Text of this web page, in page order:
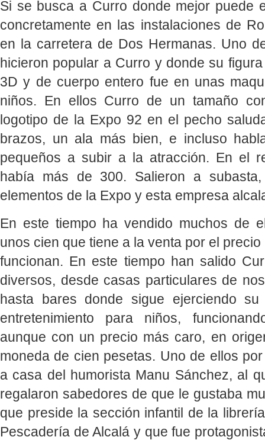
Si se busca a Curro donde mejor puede
concretamente en las instalaciones de
en la carretera de Dos Hermanas. Uno
hicieron popular a Curro y donde su
3D y de cuerpo entero fue en unas
niños. En ellos Curro de un tamaño
logotipo de la Expo 92 en el pecho
brazos, un ala más bien, e incluso
pequeños a subir a la atracción. En el
había más de 300. Salieron a
elementos de la Expo y esta empresa
En este tiempo ha vendido muchos de
unos cien que tiene a la venta por el
funcionan. En este tiempo han salido
diversos, desde casas particulares de
hasta bares donde sigue ejerciendo
entretenimiento para niños,
aunque con un precio más caro, en
moneda de cien pesetas. Uno de ellos
a casa del humorista Manu Sánchez, al
regalaron sabedores de que le gustaba
que preside la sección infantil de la
Pescadería de Alcalá y que fue